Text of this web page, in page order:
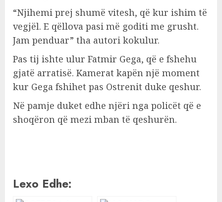
“Njihemi prej shumë vitesh, që kur ishim të
vegjël. E qëllova pasi më goditi me grusht.
Jam penduar” tha autori kokulur.
Pas tij ishte ulur Fatmir Gega, që e fshehu
gjatë arratisë. Kamerat kapën një moment
kur Gega fshihet pas Ostrenit duke qeshur.
Në pamje duket edhe njëri nga policët që e
shoqëron që mezi mban të qeshurën.
Lexo Edhe: